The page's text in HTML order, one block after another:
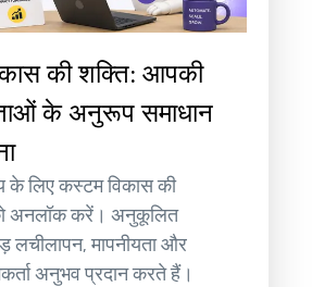
की शक्ति: आपकी
के अनुरूप समाधान
के लिए कस्टम विकास की
अनलॉक करें। अनुकूलित
लचीलापन, मापनीयता और
अनुभव प्रदान करते हैं।